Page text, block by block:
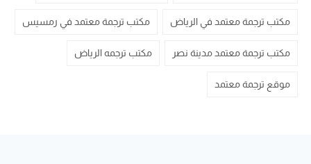
مكتب ترجمة معتمد في الرياض مكتب ترجمة معتمد في رمسيس
مكتب ترجمة معتمد مدينة نصر مكتب ترجمه الرياض
موقع ترجمة معتمد